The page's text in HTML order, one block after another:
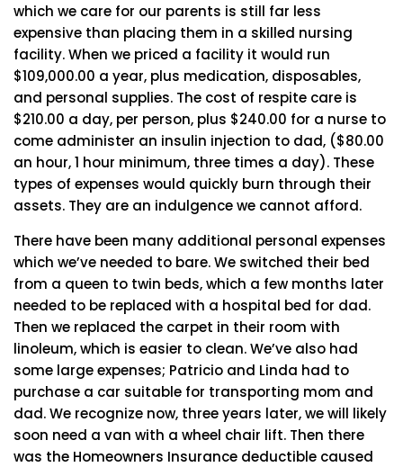
which we care for our parents is still far less
expensive than placing them in a skilled nursing
facility. When we priced a facility it would run
$109,000.00 a year, plus medication, disposables,
and personal supplies. The cost of respite care is
$210.00 a day, per person, plus $240.00 for a nurse to
come administer an insulin injection to dad, ($80.00
an hour, 1 hour minimum, three times a day). These
types of expenses would quickly burn through their
assets. They are an indulgence we cannot afford.
There have been many additional personal expenses
which we’ve needed to bare. We switched their bed
from a queen to twin beds, which a few months later
needed to be replaced with a hospital bed for dad.
Then we replaced the carpet in their room with
linoleum, which is easier to clean. We’ve also had
some large expenses; Patricio and Linda had to
purchase a car suitable for transporting mom and
dad. We recognize now, three years later, we will likely
soon need a van with a wheel chair lift. Then there
was the Homeowners Insurance deductible caused